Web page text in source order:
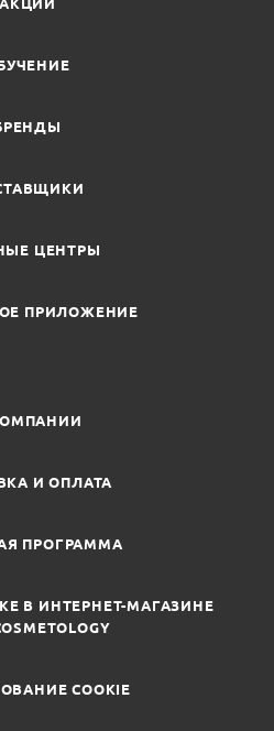
АКЦИИ
ЦЕНТРЫ
ПРИЛОЖЕНИЕ
И ОПЛАТА
ПРОГРАММА
В ИНТЕРНЕТ-МАГАЗИНЕ
COOKIE